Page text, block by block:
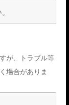
が、トラブル等
場合がありま